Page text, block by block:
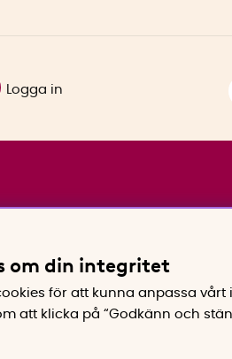
Logga in
om din integritet
för att kunna anpassa
att klicka på “Godkänn och